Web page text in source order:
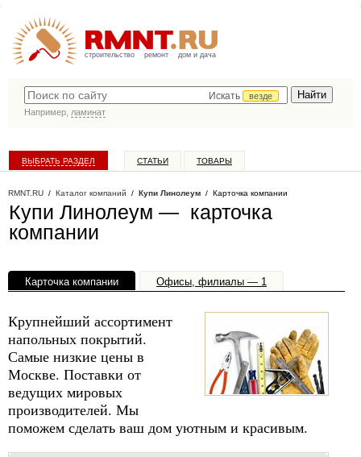
строительство ремонт дом и дача
Искать
везде
Например, ламинат
ВЫБРАТЬ РАЗДЕЛ СТАТЬИ ТОВАРЫ
RMNT.RU / Каталог компаний / Купи Линолеум / Карточка компании
Купи Линолеум — карточка
компании
Карточка компании Офисы, филиалы — 1
Крупнейший ассортимент
напольных покрытий.
Самые низкие цены в
Москве. Поставки от
ведущих мировых
производителей. Мы
поможем сделать ваш дом уютным и красивым.